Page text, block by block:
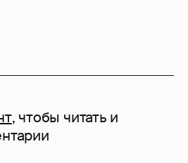
, чтобы читать и